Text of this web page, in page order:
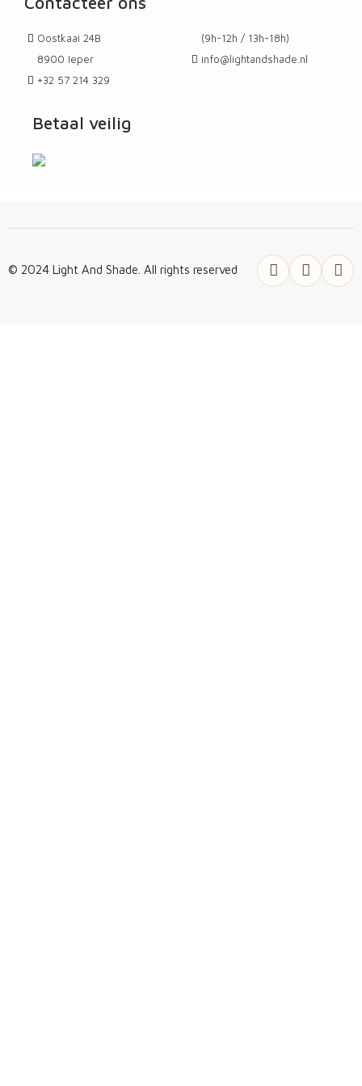
Oostkaai 24B
8900 Ieper
+32 57 214 329
(9h-12h / 13h-18h)
info@lightandshade.nl
Betaal veilig
© 2024 Light And Shade. All rights reserved